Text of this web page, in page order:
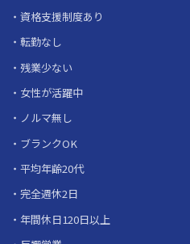
資格支援制度あり
転勤なし
残業少ない
女性が活躍中
ノルマ無し
ブランクOK
平均年齢20代
完全週休2日
年間休日120日以上